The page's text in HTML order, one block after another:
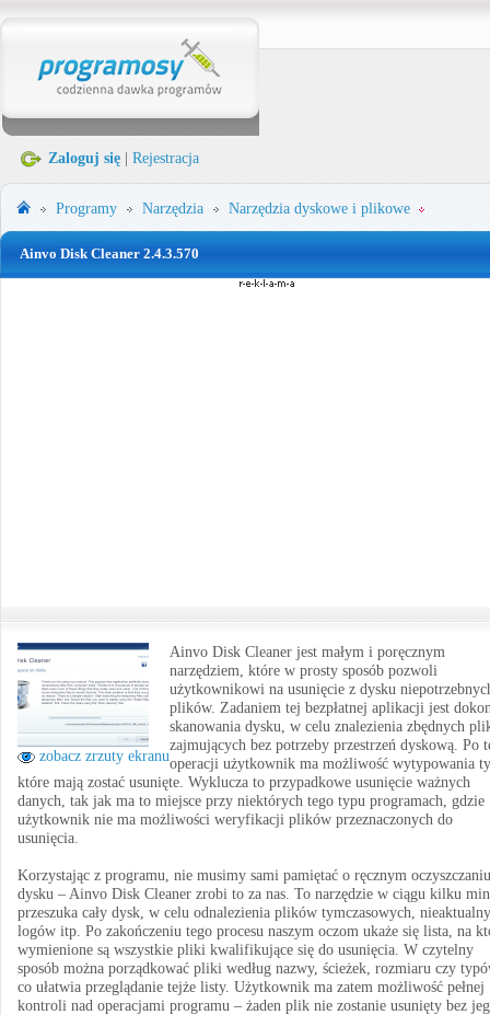
Zaloguj się Rejestracja
Programy Narzędzia Narzędzia dyskowe i plikowe
Ainvo Disk Cleaner 2.4.3.570
zobacz zrzuty ekranu
Ainvo Disk Cleaner jest małym i poręcznym
narzędziem, które w prosty sposób pozwoli
użytkownikowi na usunięcie z dysku
plików. Zadaniem tej bezpłatnej aplikacji jest
skanowania dysku, w celu znalezienia zbędnych
zajmujących bez potrzeby przestrzeń dyskową. Po
operacji użytkownik ma możliwość wytypowania
które mają zostać usunięte. Wyklucza to przypadkowe usunięcie ważnych
danych, tak jak ma to miejsce przy niektórych tego typu programach, gdzie
użytkownik nie ma możliwości weryfikacji plików przeznaczonych do
usunięcia.
Korzystając z programu, nie musimy sami pamiętać o ręcznym oczyszczaniu
dysku – Ainvo Disk Cleaner zrobi to za nas. To narzędzie w ciągu kilku
przeszuka cały dysk, w celu odnalezienia plików tymczasowych,
logów itp. Po zakończeniu tego procesu naszym oczom ukaże się lista, na
wymienione są wszystkie pliki kwalifikujące się do usunięcia. W czytelny
sposób można porządkować pliki według nazwy, ścieżek, rozmiaru czy
co ułatwia przeglądanie tejże listy. Użytkownik ma zatem możliwość pełnej
kontroli nad operacjami programu – żaden plik nie zostanie usunięty bez